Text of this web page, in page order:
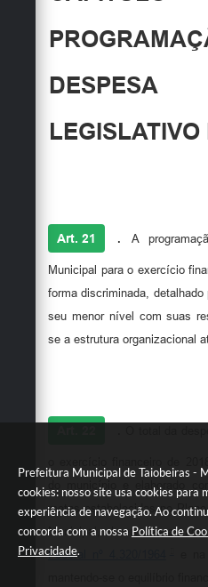
Prefeitura Municipal de Taiobeiras -
cookies: nosso site usa cookies para
experiência de navegação. Ao
concorda com a nossa Política de
Privacidade.
Art. 21 . A
Municipal para o exercício
forma discriminada,
seu menor nível com suas
se a estrutura organizacional
do município e elaborado
metas estabelecidas no Plano
Municipal, observadas as
Federal nº 4.320/1964
e na
mantendo-se o equilíbrio